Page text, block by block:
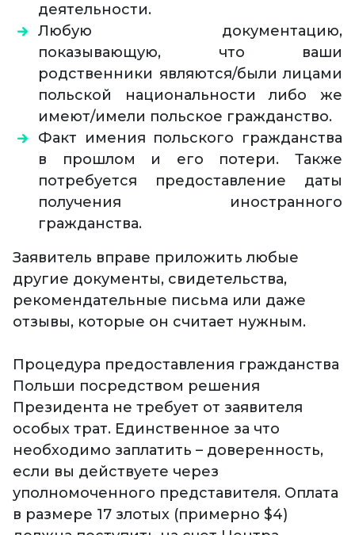
деятельности.
Любую документацию,
показывающую, что ваши
родственники являются/были лицами
польской национальности либо же
имеют/имели польское гражданство.
Факт имения польского гражданства
в прошлом и его потери. Также
потребуется предоставление даты
получения иностранного
гражданства.
Заявитель вправе приложить любые
другие документы, свидетельства,
рекомендательные письма или даже
отзывы, которые он считает нужным.
Процедура предоставления гражданства
Польши посредством решения
Президента не требует от заявителя
особых трат. Единственное за что
необходимо заплатить – доверенность,
если вы действуете через
уполномоченного представителя. Оплата
в размере 17 злотых (примерно $4)